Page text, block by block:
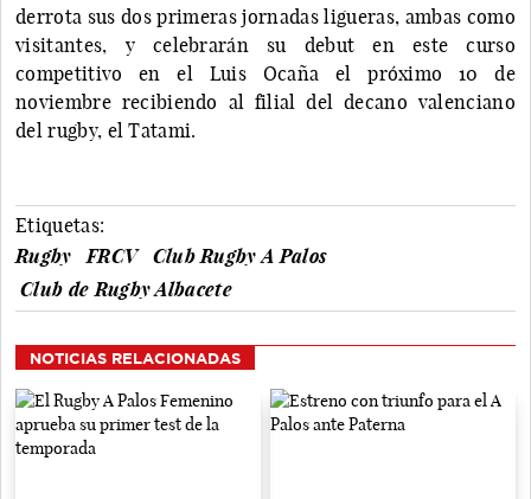
derrota sus dos primeras jornadas ligueras, ambas como
visitantes, y celebrarán su debut en este curso
competitivo en el Luis Ocaña el próximo 10 de
noviembre recibiendo al filial del decano valenciano
del rugby, el Tatami.
Etiquetas:
Rugby
FRCV
Club Rugby A Palos
Club de Rugby Albacete
NOTICIAS RELACIONADAS